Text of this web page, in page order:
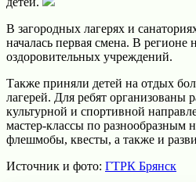
В загородных лагерях и
началась первая смена. В регионе
оздоровительных учреждений.
Также приняли детей на отдых
лагерей. Для ребят организованы
культурной и спортивной
мастер-классы по разнообразным
флешмобы, квесты, а также и
Источник и фото: ГТРК Брянск